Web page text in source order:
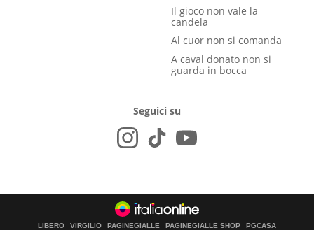
Il gioco non vale la
candela
Al cuor non si comanda
A caval donato non si
guarda in bocca
Seguici su
LIBERO VIRGILIO PAGINEGIALLE PAGINEGIALLE SHOP PGCASA